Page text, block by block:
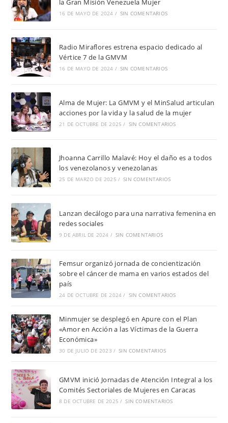
la Gran Misión Venezuela Mujer
16 DE MAYO DE 2024 / SIN COMENTARIOS
Radio Miraflores estrena espacio dedicado al
Vértice 7 de la GMVM
16 DE MAYO DE 2024 / SIN COMENTARIOS
Alma de Mujer: La GMVM y el MinSalud articulan
acciones por la vida y la salud de la mujer
21 DE OCTUBRE DE 2025 / SIN COMENTARIOS
Jhoanna Carrillo Malavé: Hoy el daño es a todos
los venezolanos y venezolanas
25 DE MARZO DE 2025 / SIN COMENTARIOS
Lanzan decálogo para una narrativa femenina en
redes sociales
9 DE ABRIL DE 2024 / SIN COMENTARIOS
Femsur organizó jornada de concientización
sobre el cáncer de mama en varios estados del
país
24 DE OCTUBRE DE 2024 / SIN COMENTARIOS
Minmujer se desplegó en Apure con el Plan
«Amor en Acción a las Víctimas de la Guerra
Económica»
30 DE JULIO DE 2023 / SIN COMENTARIOS
GMVM inició Jornadas de Atención Integral a los
Comités Sectoriales de Mujeres en Caracas
8 DE OCTUBRE DE 2025 / SIN COMENTARIOS